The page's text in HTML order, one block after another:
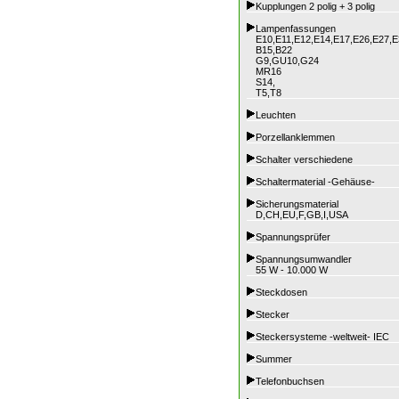
Kupplungen 2 polig + 3 polig
Lampenfassungen
B15,B22
G9,GU10,G24
MR16
S14,
T5,T8
Leuchten
Porzellanklemmen
Schalter verschiedene
Schaltermaterial -Gehäuse-
Sicherungsmaterial
D,CH,EU,F,GB,I,USA
Spannungsprüfer
Spannungsumwandler
55 W - 10.000 W
Steckdosen
Stecker
Steckersysteme -weltweit- IEC
Summer
Telefonbuchsen